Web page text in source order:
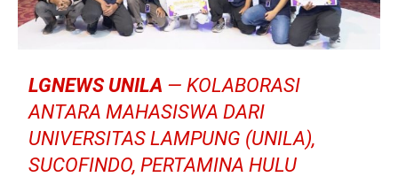
LGNEWS UNILA — KOLABORASI
ANTARA MAHASISWA DARI
UNIVERSITAS LAMPUNG (UNILA),
SUCOFINDO, PERTAMINA HULU